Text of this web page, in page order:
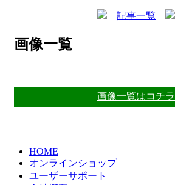
記事一覧
画像一覧
画像一覧はコチラ
HOME
オンラインショップ
ユーザーサポート